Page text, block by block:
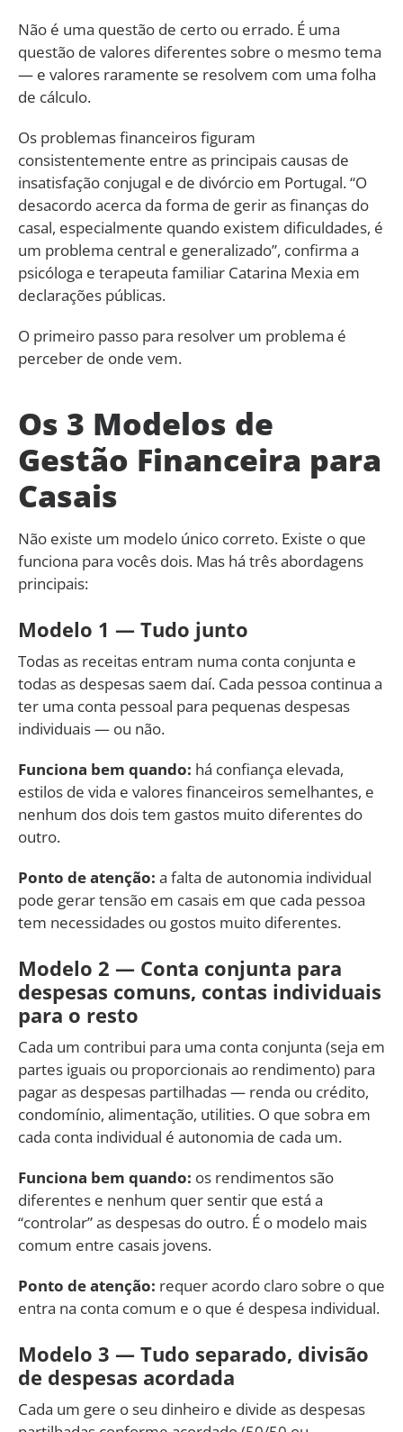
Não é uma questão de certo ou errado. É uma
questão de valores diferentes sobre o mesmo tema
— e valores raramente se resolvem com uma folha
de cálculo.
Os problemas financeiros figuram
consistentemente entre as principais causas de
insatisfação conjugal e de divórcio em Portugal. “O
desacordo acerca da forma de gerir as finanças do
casal, especialmente quando existem dificuldades, é
um problema central e generalizado”, confirma a
psicóloga e terapeuta familiar Catarina Mexia em
declarações públicas.
O primeiro passo para resolver um problema é
perceber de onde vem.
Os 3 Modelos de
Gestão Financeira para
Casais
Não existe um modelo único correto. Existe o que
funciona para vocês dois. Mas há três abordagens
principais:
Modelo 1 — Tudo junto
Todas as receitas entram numa conta conjunta e
todas as despesas saem daí. Cada pessoa continua a
ter uma conta pessoal para pequenas despesas
individuais — ou não.
Funciona bem quando: há confiança elevada,
estilos de vida e valores financeiros semelhantes, e
nenhum dos dois tem gastos muito diferentes do
outro.
Ponto de atenção: a falta de autonomia individual
pode gerar tensão em casais em que cada pessoa
tem necessidades ou gostos muito diferentes.
Modelo 2 — Conta conjunta para
despesas comuns, contas individuais
para o resto
Cada um contribui para uma conta conjunta (seja em
partes iguais ou proporcionais ao rendimento) para
pagar as despesas partilhadas — renda ou crédito,
condomínio, alimentação, utilities. O que sobra em
cada conta individual é autonomia de cada um.
Funciona bem quando: os rendimentos são
diferentes e nenhum quer sentir que está a
“controlar” as despesas do outro. É o modelo mais
comum entre casais jovens.
Ponto de atenção: requer acordo claro sobre o que
entra na conta comum e o que é despesa individual.
Modelo 3 — Tudo separado, divisão
de despesas acordada
Cada um gere o seu dinheiro e divide as despesas